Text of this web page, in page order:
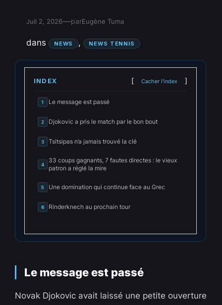
Juil 2, 2026—parEugène Tuma
dans NEWS , NEWS TENNIS
INDEX Cacher l'index
1 Le message est passé
2 Djokovic a pris le match par le bon bout
3 Tsitsipas n’a jamais trouvé la clé
4
33 coups gagnants, 7 fautes directes : le vieux
patron a réglé la mire
5 Une domination qui continue face au Grec
6 Rinderknech au prochain tour
Le message est passé
Novak Djokovic avait laissé une petite ouverture